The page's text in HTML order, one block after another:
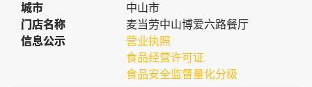
城市
城市
中山市
门店名称
门店名称
麦当劳中山博爱六路餐厅
信息公示
信息公示
营业执照
食品经营许可证
食品安全监督量化分级